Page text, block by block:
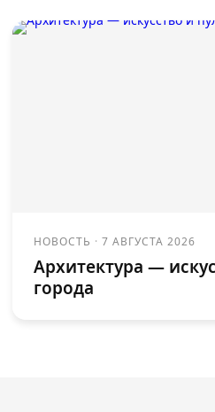
НОВОСТЬ ·7 АВГУСТА 2026
Архитектура —
города